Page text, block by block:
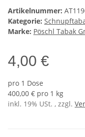
Artikelnummer:
Kategorie:
Marke: Pöschl Tabak
4,00 €
pro 1 Dose
400,00 € pro 1 kg
inkl. 19% USt. , zzgl.